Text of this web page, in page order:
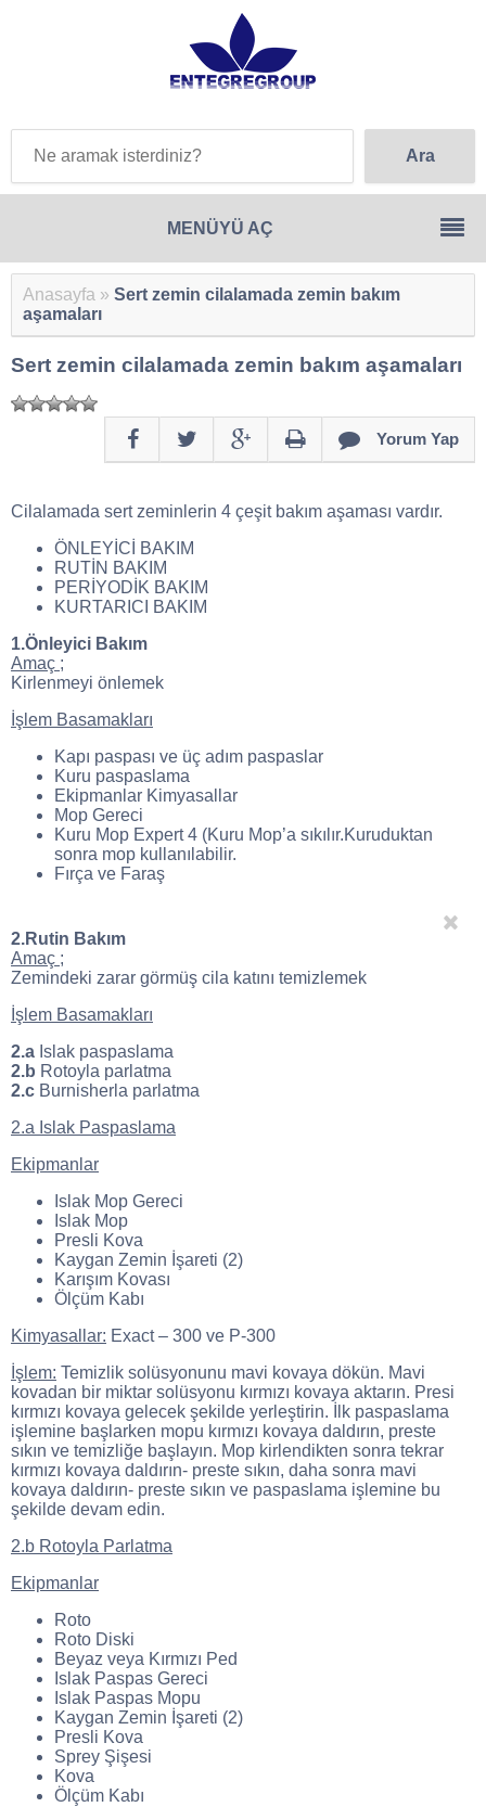
Anasayfa » Sert zemin cilalamada zemin bakım
aşamaları
Sert zemin cilalamada zemin bakım aşamaları
Yorum Yap
Cilalamada sert zeminlerin 4 çeşit bakım aşaması vardır.
ÖNLEYİCİ BAKIM
RUTİN BAKIM
PERİYODİK BAKIM
KURTARICI BAKIM
1.Önleyici Bakım
Amaç ;
Kirlenmeyi önlemek
İşlem Basamakları
Kapı paspası ve üç adım paspaslar
Kuru paspaslama
Ekipmanlar Kimyasallar
Mop Gereci
Kuru Mop Expert 4 (Kuru Mop’a sıkılır.Kuruduktan
sonra mop kullanılabilir.
Fırça ve Faraş
2.Rutin Bakım
Amaç ;
Zemindeki zarar görmüş cila katını temizlemek
İşlem Basamakları
2.a Islak paspaslama
2.b Rotoyla parlatma
2.c Burnisherla parlatma
2.a Islak Paspaslama
Ekipmanlar
Islak Mop Gereci
Islak Mop
Presli Kova
Kaygan Zemin İşareti (2)
Karışım Kovası
Ölçüm Kabı
Kimyasallar: Exact – 300 ve P-300
İşlem: Temizlik solüsyonunu mavi kovaya dökün. Mavi
kovadan bir miktar solüsyonu kırmızı kovaya aktarın. Presi
kırmızı kovaya gelecek şekilde yerleştirin. İlk paspaslama
işlemine başlarken mopu kırmızı kovaya daldırın, preste
sıkın ve temizliğe başlayın. Mop kirlendikten sonra tekrar
kırmızı kovaya daldırın- preste sıkın, daha sonra mavi
kovaya daldırın- preste sıkın ve paspaslama işlemine bu
şekilde devam edin.
2.b Rotoyla Parlatma
Ekipmanlar
Roto
Roto Diski
Beyaz veya Kırmızı Ped
Islak Paspas Gereci
Islak Paspas Mopu
Kaygan Zemin İşareti (2)
Presli Kova
Sprey Şişesi
Kova
Ölçüm Kabı